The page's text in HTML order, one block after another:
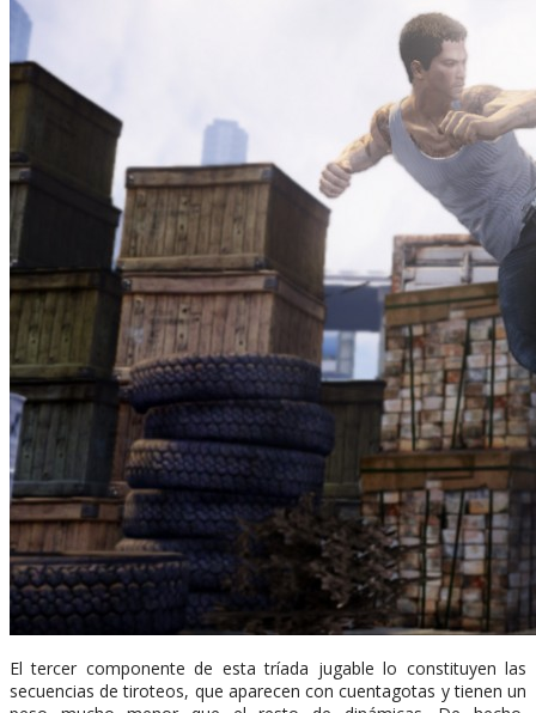
El tercer componente de esta tríada jugable lo constituyen las
secuencias de tiroteos, que aparecen con cuentagotas y tienen un